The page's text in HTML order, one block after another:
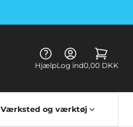
HjælpLog ind0,00 DKK
Værksted og værktøj